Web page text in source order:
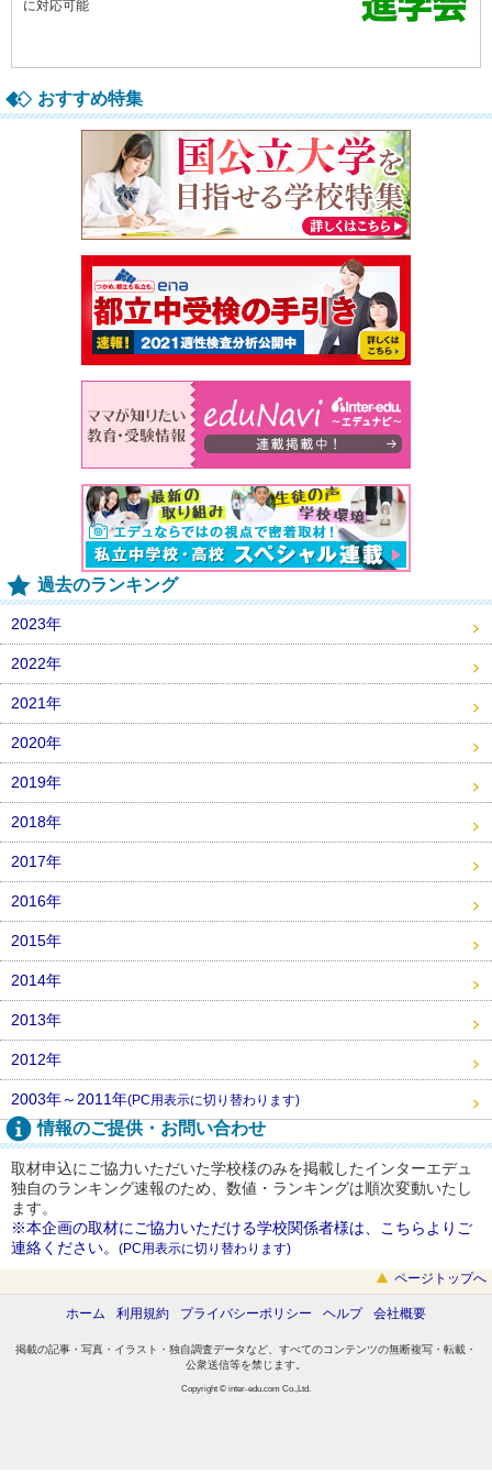
おすすめ特集
過去のランキング
2023年
2022年
2021年
2020年
2019年
2018年
2017年
2016年
2015年
2014年
2013年
2012年
2003年～2011年(PC用表示に切り替わります)
情報のご提供・お問い合わせ
取材申込にご協力いただいた学校様のみを掲載したインターエデュ
独自のランキング速報のため、数値・ランキングは順次変動いたし
ます。
※本企画の取材にご協力いただける学校関係者様は、こちらよりご
連絡ください。 (PC用表示に切り替わります)
ページトップへ
ホーム 利用規約 プライバシーポリシー ヘルプ 会社概要
掲載の記事・写真・イラスト・独自調査データなど、すべてのコンテンツの無断複写・転載・
公衆送信等を禁じます。
Copyright © inter-edu.com Co.,Ltd.